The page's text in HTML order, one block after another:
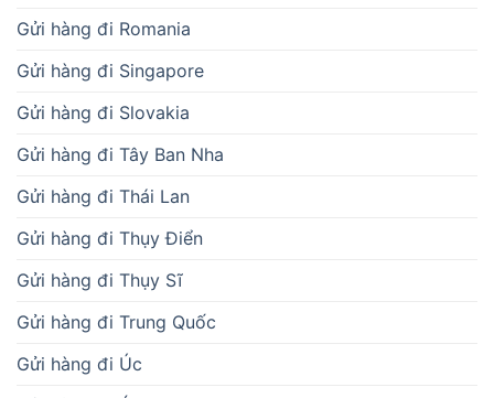
Gửi hàng đi Romania
Gửi hàng đi Singapore
Gửi hàng đi Slovakia
Gửi hàng đi Tây Ban Nha
Gửi hàng đi Thái Lan
Gửi hàng đi Thụy Điển
Gửi hàng đi Thụy Sĩ
Gửi hàng đi Trung Quốc
Gửi hàng đi Úc